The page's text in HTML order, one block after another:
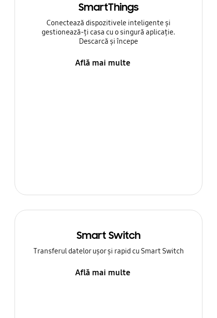
SmartThings
Conectează dispozitivele inteligente și
gestionează-ți casa cu o singură aplicație.
Descarcă și începe
Află mai multe
Smart Switch
Transferul datelor ușor și rapid cu Smart Switch
Află mai multe